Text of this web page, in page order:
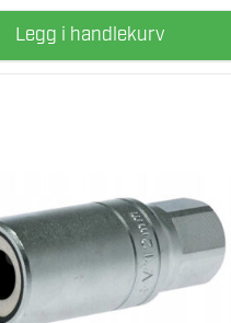
Legg i handlekurv